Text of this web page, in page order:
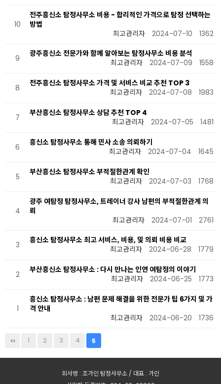
10
전주흥신소 탐정사무소 비용 - 합리적인 가격으로 탐정 선택하는
방법
최고관리자
2024-07-10 1362
9
광주흥신소 전문가와 함께 알아보는 탐정사무소 비용 분석
최고관리자
2024-07-09 1558
8
전주흥신소 탐정사무소 가격 및 서비스 비교 추천 TOP 3
최고관리자
2024-07-08 1983
7
부산흥신소 탐정사무소 상담 추천 TOP 4
최고관리자
2024-07-05 1481
6
흥신소 탐정사무소 통해 민사 소송 의뢰하기
최고관리자
2024-07-04 1645
5
부산흥신소 탐정사무소 부적절한관계 확인
최고관리자
2024-07-03 1768
4
광주 여탐정 탐정사무소, 트레이너 강사 남편의 부적절한관계 의
뢰
최고관리자
2024-07-01 2761
3
흥신소 탐정사무소 최고 서비스, 비용, 및 의뢰 비용 비교
최고관리자
2024-06-28 1779
2
부산흥신소 탐정사무소 : 다시 만나는 인연 여탐정의 이야기
최고관리자
2024-06-25 1773
1
흥신소 탐정사무소 : 남편 문제 해결을 위한 전문가 팁 6가지 및 가
격 안내
최고관리자
2024-06-20 1736
1 2 3 4 5
회사명 : 조가인 탐정사무소 / 대표 : 가인